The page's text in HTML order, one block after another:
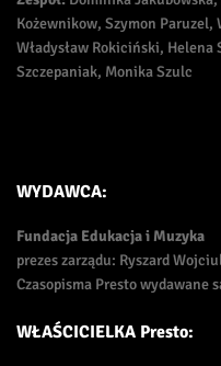
Kożewnikow, Szymon
Władysław Rokiciński, Helena
Szczepaniak, Monika Szulc
WYDAWCA:
Fundacja Edukacja i Muzyka
prezes zarządu: Ryszard
Czasopisma Presto wydawane
WŁAŚCICIELKA Presto: